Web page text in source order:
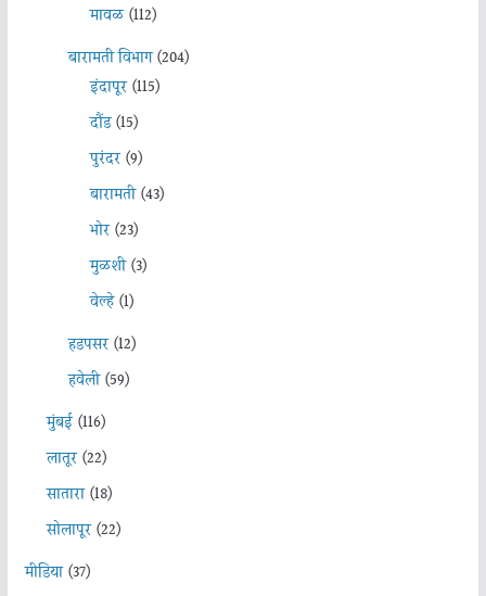
मावळ(112)
बारामती विभाग(204)
इंदापूर(115)
दौंड(15)
पुरंदर(9)
बारामती(43)
भोर(23)
मुळशी(3)
वेल्हे(1)
हडपसर(12)
हवेली(59)
मुंबई(116)
लातूर(22)
सातारा(18)
सोलापूर(22)
मीडिया(37)